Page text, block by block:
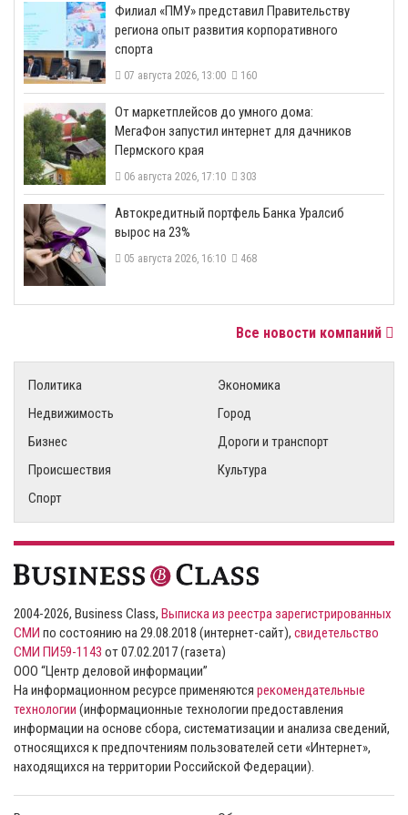
​Филиал «ПМУ» представил Правительству
региона опыт развития корпоративного
спорта
07 августа 2026, 13:00 160
От маркетплейсов до умного дома:
МегаФон запустил интернет для дачников
Пермского края
06 августа 2026, 17:10 303
​Автокредитный портфель Банка Уралсиб
вырос на 23%
05 августа 2026, 16:10 468
Все новости компаний
Политика
Экономика
Недвижимость
Город
Бизнес
Дороги и транспорт
Происшествия
Культура
Спорт
2004-2026, Business Class, Выписка из реестра зарегистрированных
СМИ по состоянию на 29.08.2018 (интернет-сайт), свидетельство
СМИ ПИ59-1143 от 07.02.2017 (газета)
ООО “Центр деловой информации”
На информационном ресурсе применяются рекомендательные
технологии (информационные технологии предоставления
информации на основе сбора, систематизации и анализа сведений,
относящихся к предпочтениям пользователей сети «Интернет»,
находящихся на территории Российской Федерации).